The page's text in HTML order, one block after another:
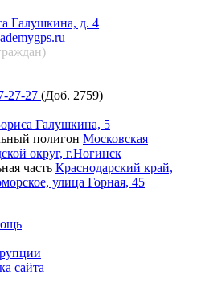
Галушкина, д. 4
27-27 (Доб. 2759)
Галушкина, 5
полигон Московская
округ, г.Ногинск
часть Краснодарский край,
улица Горная, 45
сайта